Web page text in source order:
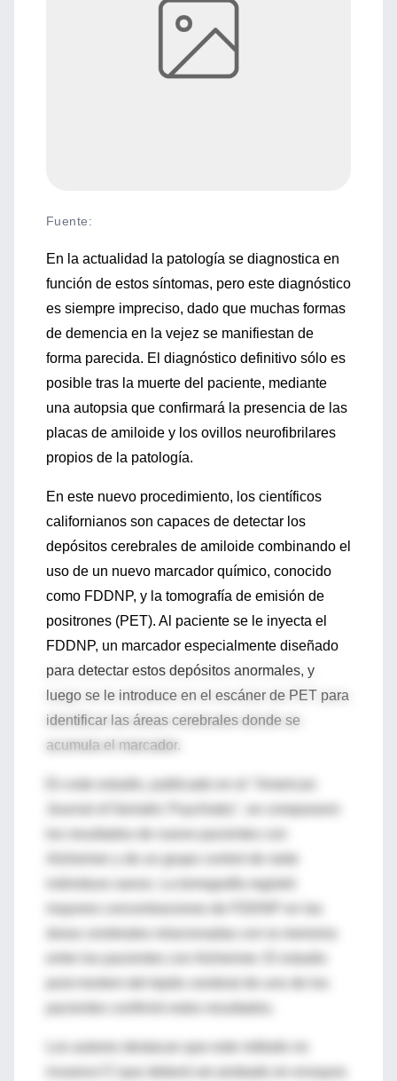
Fuente:
En la actualidad la patología se diagnostica en
función de estos síntomas, pero este diagnóstico
es siempre impreciso, dado que muchas formas
de demencia en la vejez se manifiestan de
forma parecida. El diagnóstico definitivo sólo es
posible tras la muerte del paciente, mediante
una autopsia que confirmará la presencia de las
placas de amiloide y los ovillos neurofibrilares
propios de la patología.
En este nuevo procedimiento, los científicos
californianos son capaces de detectar los
depósitos cerebrales de amiloide combinando el
uso de un nuevo marcador químico, conocido
como FDDNP, y la tomografía de emisión de
positrones (PET). Al paciente se le inyecta el
FDDNP, un marcador especialmente diseñado
para detectar estos depósitos anormales, y
luego se le introduce en el escáner de PET para
identificar las áreas cerebrales donde se
acumula el marcador.
Alzheimer y de un grupo control de siete
individuos sanos. La tomografía registró
mayores concentraciones de FDDNP en las
invasivo  que deberá ser probado en ensayos